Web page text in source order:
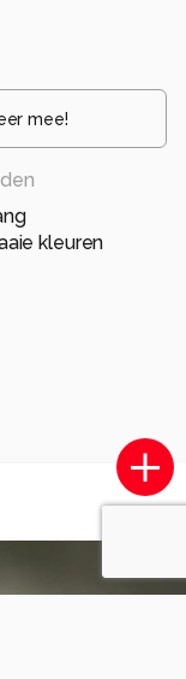
mee!
kleuren